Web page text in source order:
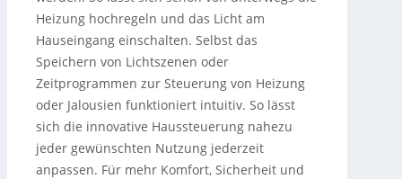
Heizung hochregeln und das Licht am
Hauseingang einschalten. Selbst das
Speichern von Lichtszenen oder
Zeitprogrammen zur Steuerung von Heizung
oder Jalousien funktioniert intuitiv. So lässt
sich die innovative Haussteuerung nahezu
jeder gewünschten Nutzung jederzeit
anpassen. Für mehr Komfort, Sicherheit und